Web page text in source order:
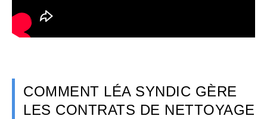
COMMENT LÉA SYNDIC GÈRE
LES CONTRATS DE NETTOYAGE